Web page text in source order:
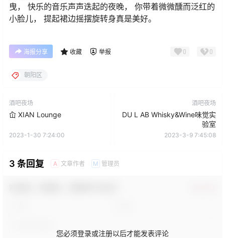
曳， 快乐的音乐声声迭起的夜晚， 你带着微微醺而泛红的
小脸儿， 提起裙边摇摆旋转身真是美好。
海报分享 收藏 举报 0 0
朝阳区
酒吧夜场
屳 XIAN Lounge
2023-1-30 7:24:00
酒吧夜场
DU L AB Whisky&Wine味觉实
验室
2023-3-9 7:45:08
3 条回复 A 文章作者 M 管理员
您必须登录或注册以后才能发表评论